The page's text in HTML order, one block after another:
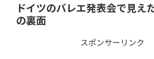
ドイツのバレエ発表会で見え
の裏面
スポンサーリンク